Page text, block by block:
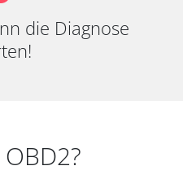
die Diagnose